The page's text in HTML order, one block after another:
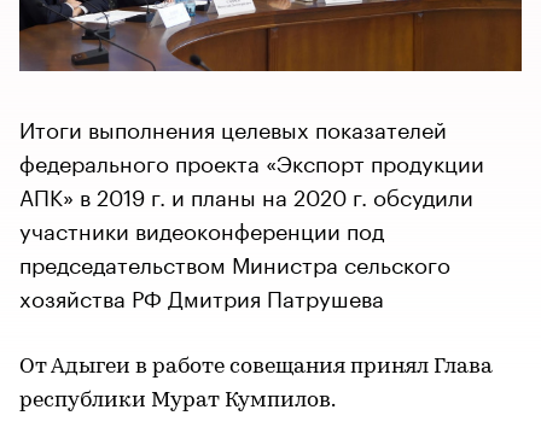
Итоги выполнения целевых показателей
федерального проекта «Экспорт продукции
АПК» в 2019 г. и планы на 2020 г. обсудили
участники видеоконференции под
председательством Министра сельского
хозяйства РФ Дмитрия Патрушева
От Адыгеи в работе совещания принял Глава
республики Мурат Кумпилов.